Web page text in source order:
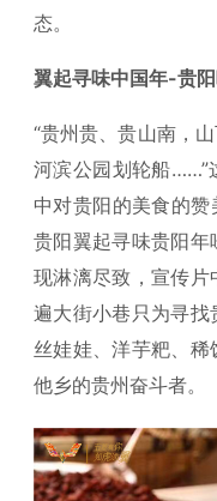
态。
翼起寻味中国年-贵
“贵州贵、贵山南，
河滨公园划轮船……”
中对贵阳的美食的
贵阳翼起寻味贵阳
现淋漓尽致，宣传
遍大街小巷只为寻找
丝娃娃、洋芋粑、
他乡的贵州奋斗者。